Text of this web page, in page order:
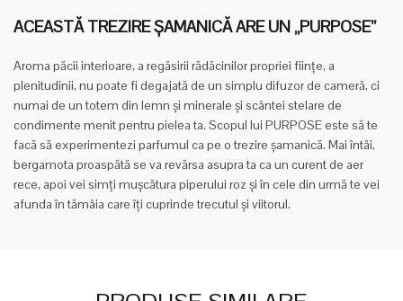
ACEASTĂ TREZIRE ȘAMANICĂ ARE UN „PURPOSE”
Aroma păcii interioare, a regăsirii rădăcinilor propriei ființe, a
plenitudinii, nu poate fi degajată de un simplu difuzor de cameră, ci
numai de un totem din lemn și minerale și scântei stelare de
condimente menit pentru pielea ta. Scopul lui PURPOSE este să te
facă să experimentezi parfumul ca pe o trezire șamanică. Mai întâi,
bergamota proaspătă se va revărsa asupra ta ca un curent de aer
rece, apoi vei simți mușcătura piperului roz și în cele din urmă te vei
afunda în tămâia care îți cuprinde trecutul și viitorul.